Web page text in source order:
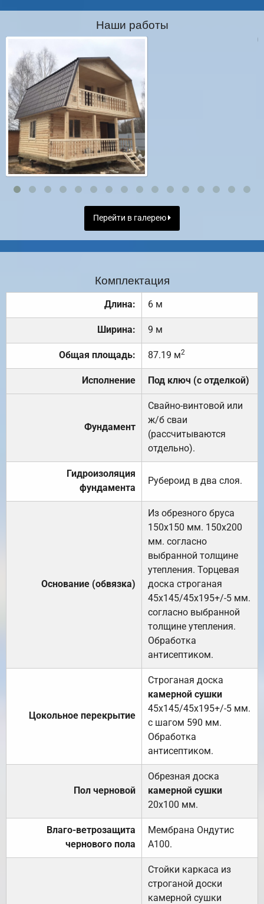
Наши работы
Перейти в галерею
Комплектация
Длина: 6 м
Ширина: 9 м
Общая площадь: 87.19 м2
Исполнение Под ключ (с отделкой)
Фундамент
Свайно-винтовой или
ж/б сваи
(рассчитываются
отдельно).
Гидроизоляция
фундамента
Рубероид в два слоя.
Основание (обвязка)
Из обрезного бруса
150х150 мм. 150х200
мм. согласно
выбранной толщине
утепления. Торцевая
доска строганая
45х145/45х195+/-5 мм.
согласно выбранной
толщине утепления.
Обработка
антисептиком.
Цокольное перекрытие
Строганая доска
камерной сушки
45х145/45х195+/-5 мм.
с шагом 590 мм.
Обработка
антисептиком.
Пол черновой
Обрезная доска
камерной сушки
20х100 мм.
Влаго-ветрозащита
чернового пола
Мембрана Ондутис
А100.
Стойки каркаса из
строганой доски
камерной сушки